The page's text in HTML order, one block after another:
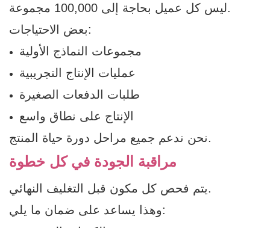
ليس كل عميل بحاجة إلى 100,000 مجموعة.
بعض الاحتياجات:
مجموعات النماذج الأولية
عمليات الإنتاج التجريبية
طلبات الدفعات الصغيرة
الإنتاج على نطاق واسع
نحن ندعم جميع مراحل دورة حياة المنتج.
مراقبة الجودة في كل خطوة
يتم فحص كل مكون قبل التغليف النهائي.
وهذا يساعد على ضمان ما يلي: